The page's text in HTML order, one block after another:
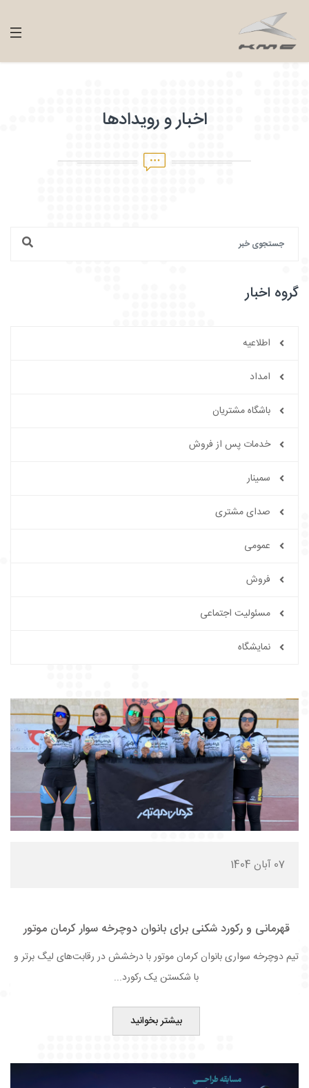
اخبار و رویدادها
گروه اخبار
اطلاعیه
امداد
باشگاه مشتریان
خدمات پس از فروش
سمینار
صدای مشتری
عمومی
فروش
مسئولیت اجتماعی
نمایشگاه
07 آبان 1404
قهرمانی و رکورد شکنی برای بانوان دوچرخه سوار کرمان موتور
تیم دوچرخه سواری بانوان کرمان موتور با درخشش در رقابت‌های لیگ برتر و
با شکستن یک رکورد...
بیشتر بخوانید